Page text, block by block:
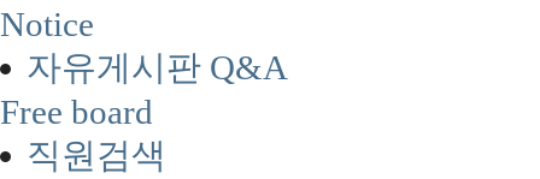
Notice
자유게시판 Q&A
Free board
직원검색